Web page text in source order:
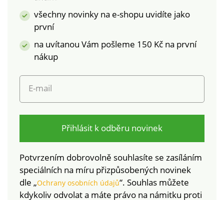
škodlivých látek a
výrobek je bezpečný
nad rámec platných
norem. Lze prát v
pračce.
všechny novinky na e-shopu uvidíte jako
první
na uvítanou Vám pošleme 150 Kč na první
nákup
E-mail
Přihlásit k odběru novinek
Potvrzením dobrovolně souhlasíte se zasíláním
speciálních na míru přizpůsobených novinek
dle „Ochrany osobních údajů“. Souhlas můžete
kdykoliv odvolat a máte právo na námitku proti